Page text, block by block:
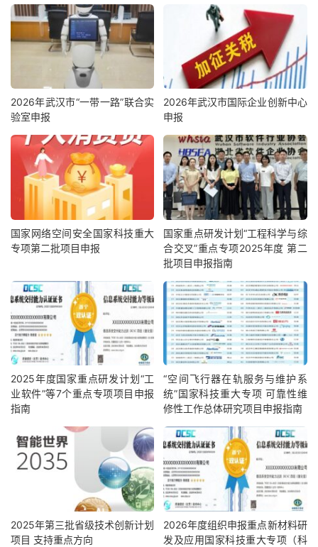
2026年武汉市“一带一路”联合实
验室申报
2026年武汉市国际企业创新中心
申报
国家网络空间安全国家科技重大
专项第二批项目申报
国家重点研发计划“工程科学与综
合交叉”重点专项2025年度 第二
批项目申报指南
2025年度国家重点研发计划“工
业软件”等7个重点专项项目申报
指南
“空间飞行器在轨服务与维护系
统”国家科技重大专项 可靠性维
修性工作总体研究项目申报指南
2025年第三批省级技术创新计划
项目 支持重点方向
2026年度组织申报重点新材料研
发及应用国家科技重大专项（科